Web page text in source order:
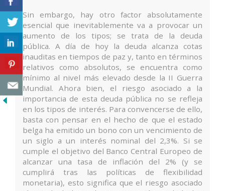
Sin embargo, hay otro factor absolutamente
esencial que inevitablemente va a provocar un
aumento de los tipos; se trata de la deuda
pública. A día de hoy la deuda alcanza cotas
inauditas en tiempos de paz y, tanto en términos
relativos como absolutos, se encuentra como
mínimo al nivel más elevado desde la II Guerra
Mundial. Ahora bien, el riesgo asociado a la
importancia de esta deuda pública no se refleja
en los tipos de interés. Para convencerse de ello,
basta con pensar en el hecho de que el estado
belga ha emitido un bono con un vencimiento de
un siglo a un interés nominal del 2,3%. Si se
cumple el objetivo del Banco Central Europeo de
alcanzar una tasa de inflación del 2% (y se
cumplirá tras las políticas de flexibilidad
monetaria), esto significa que el riesgo asociado